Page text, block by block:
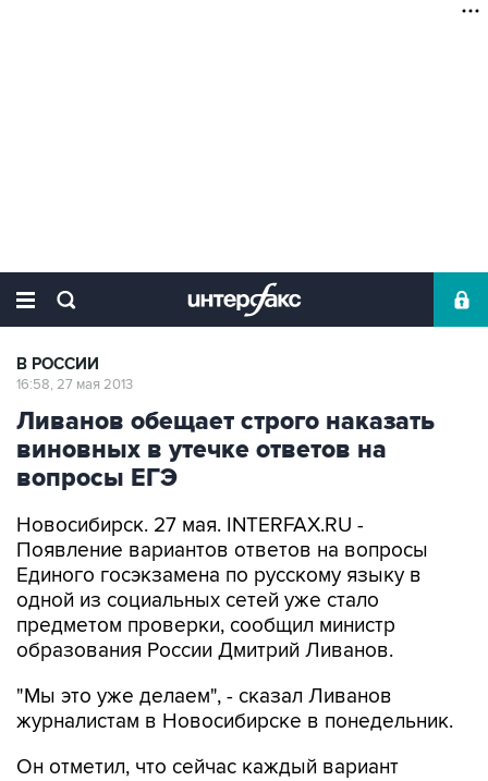
В РОССИИ
16:58, 27 мая 2013
Ливанов обещает строго наказать
виновных в утечке ответов на
вопросы ЕГЭ
Новосибирск. 27 мая. INTERFAX.RU -
Появление вариантов ответов на вопросы
Единого госэкзамена по русскому языку в
одной из социальных сетей уже стало
предметом проверки, сообщил министр
образования России Дмитрий Ливанов.
"Мы это уже делаем", - сказал Ливанов
журналистам в Новосибирске в понедельник.
Он отметил, что сейчас каждый вариант